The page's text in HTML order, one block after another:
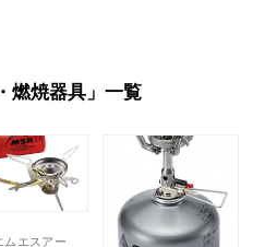
燃焼器具」一覧
ムエスアー